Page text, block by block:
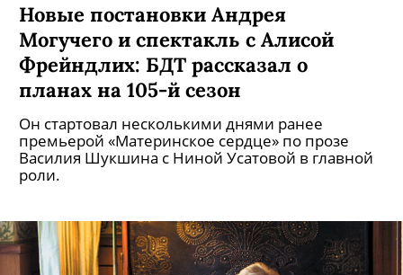
Новые постановки Андрея
Могучего и спектакль с Алисой
Фрейндлих: БДТ рассказал о
планах на 105-й сезон
Он стартовал несколькими днями ранее
премьерой «Материнское сердце» по прозе
Василия Шукшина с Ниной Усатовой в главной
роли.